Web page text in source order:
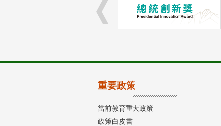
重要政策
當前教育重大政策
政策白皮書